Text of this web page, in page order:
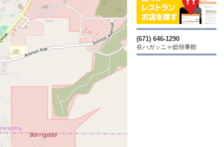
(671) 646-1290
在ハガッニャ総領事館